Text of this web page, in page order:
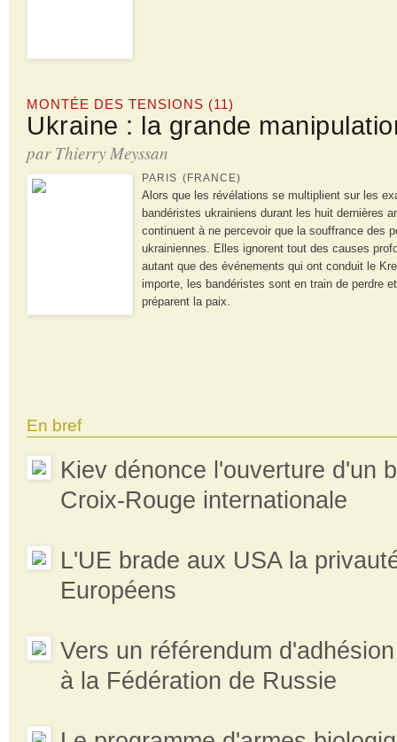
MONTÉE DES TENSIONS (11)
Ukraine : la grande
par Thierry Meyssan
PARIS (FRANCE)
Alors que les révélations se multiplient sur les
bandéristes ukrainiens durant les huit dernières
continuent à ne percevoir que la souffrance des
ukrainiennes. Elles ignorent tout des causes
autant que des événements qui ont conduit le
importe, les bandéristes sont en train de perdre
préparent la paix.
En bref
Kiev dénonce l'ouverture d'un
Croix-Rouge internationale
L'UE brade aux USA la
Européens
Vers un référendum
à la Fédération de Russie